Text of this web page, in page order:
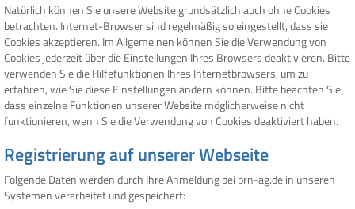
Natürlich können Sie unsere Website grundsätzlich auch ohne Cookies
betrachten. Internet-Browser sind regelmäßig so eingestellt, dass sie
Cookies akzeptieren. Im Allgemeinen können Sie die Verwendung von
Cookies jederzeit über die Einstellungen Ihres Browsers deaktivieren. Bitte
verwenden Sie die Hilfefunktionen Ihres Internetbrowsers, um zu
erfahren, wie Sie diese Einstellungen ändern können. Bitte beachten Sie,
dass einzelne Funktionen unserer Website möglicherweise nicht
funktionieren, wenn Sie die Verwendung von Cookies deaktiviert haben.
Registrierung auf unserer Webseite
Folgende Daten werden durch Ihre Anmeldung bei brn-ag.de in unseren
Systemen verarbeitet und gespeichert: